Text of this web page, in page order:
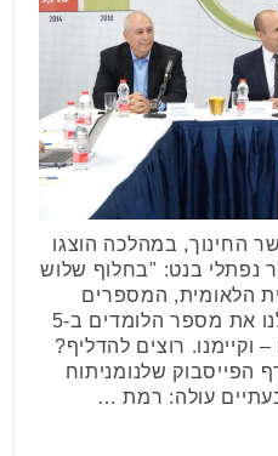
החינוך, במהלכה הוצגו
קיץ 2018, אמר נפתלי בנט: "בחלוף שלוש
הלאומית, המספרים
מדברים בעד עצמם: הכפלנו את מספר הלומדים ב-5
וקיימנו. רוצים להדליף?
הפייסבוק שלנומניתוח
עולה: רמת …